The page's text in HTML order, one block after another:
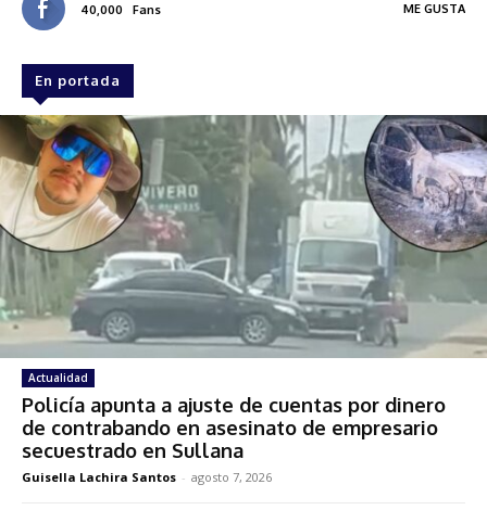
40,000 Fans ME GUSTA
En portada
Actualidad
Policía apunta a ajuste de cuentas por dinero
de contrabando en asesinato de empresario
secuestrado en Sullana
Guisella Lachira Santos - agosto 7, 2026